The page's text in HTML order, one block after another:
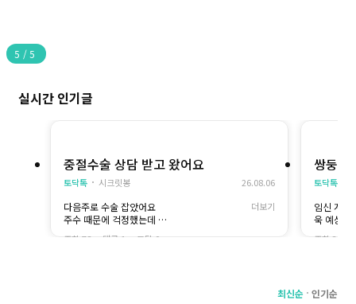
5 /5
실시간 인기글
중절수술 상담 받고 왔어요
토닥톡 시크릿봉 26.08.06
다음주로 수술 잡았어요
주수 때문에 걱정했는데
선생님이 20주 수술도
더보기
조회 78 댓글 1 토닥 0
쌍둥이
토닥톡
임신 계획
욱 예상도
선유 가능
조회 35
최신순 인기순